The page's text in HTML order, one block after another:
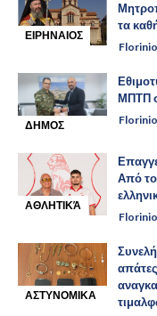
ΕΙΡΗΝΑΙΟΣ
τα
ΔΗΜΟΣ
ΜΠΤΠ
ΑΘΛΗΤΙΚΆ
Από
ΑΣΤΥΝΟΜΙΚΑ